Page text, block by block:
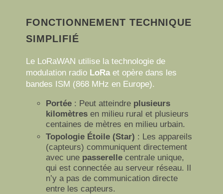
FONCTIONNEMENT TECHNIQUE
SIMPLIFIÉ
Le LoRaWAN utilise la technologie de
modulation radio LoRaet opère dans les
bandes ISM (868 MHz en Europe).
Portée: Peut atteindre plusieurs
kilomètresen milieu rural et plusieurs
centaines de mètres en milieu urbain.
Topologie Étoile (Star) : Les appareils
(capteurs) communiquent directement
avec une passerellecentrale unique,
qui est connectée au serveur réseau. Il
n’y a pas de communication directe
entre les capteurs.